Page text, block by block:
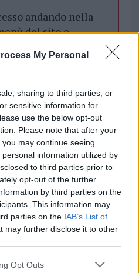
My Personal
sharing to third parties, or
sensitive information for
use the below opt-out
Please note that after your
may continue seeing
information utilized by
to third parties prior to
opt-out of the further
by third parties on the
This information may
parties on the IAB’s List of
may further disclose it to other
uses one or more Google
Opt Outs
andando nella
del sito o
Notizie Olbia
Olbia
Rifiuti Pittulongu
tempo reale?
canale telegram di
tue segnalazioni,
al numero +39